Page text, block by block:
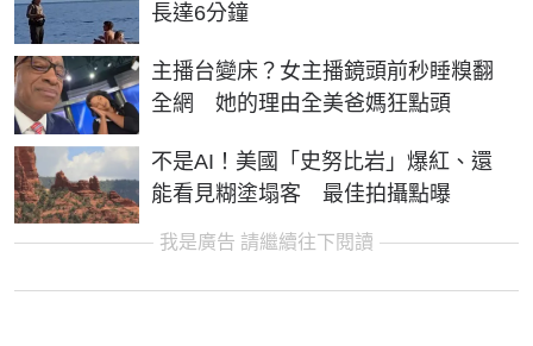
長達6分鐘
主播台變床？女主播鏡頭前秒睡糗翻
全網 她的理由全美爸媽狂點頭
不是AI！美國「史努比岩」爆紅、還
能看見糊塗塌客 最佳拍攝點曝
我是廣告 請繼續往下閱讀